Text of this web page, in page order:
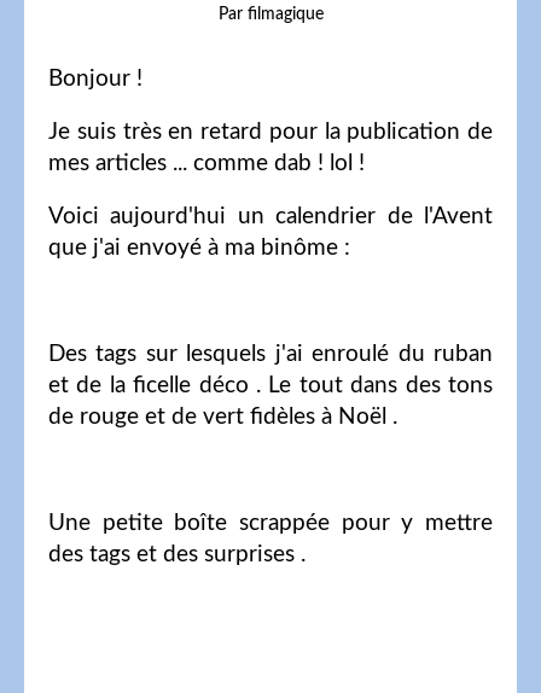
Par filmagique
Bonjour !
Je suis très en retard pour la publication de
mes articles ... comme dab ! lol !
Voici aujourd'hui un calendrier de l'Avent
que j'ai envoyé à ma binôme :
Des tags sur lesquels j'ai enroulé du ruban
et de la ficelle déco . Le tout dans des tons
de rouge et de vert fidèles à Noël .
Une petite boîte scrappée pour y mettre
des tags et des surprises .